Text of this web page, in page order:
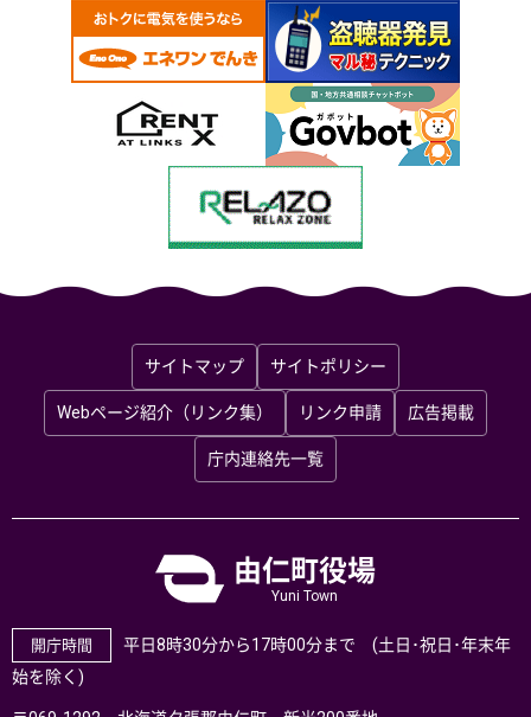
サイトマップ サイトポリシー
Webページ紹介（リンク集） リンク申請 広告掲載
庁内連絡先一覧
由仁町役場
Yuni Town
開庁時間
平日8時30分から17時00分まで (土日･祝日･年末年
始を除く)